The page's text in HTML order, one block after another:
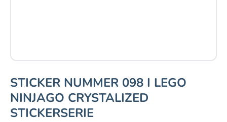
STICKER NUMMER 098 I LEGO
NINJAGO CRYSTALIZED
STICKERSERIE